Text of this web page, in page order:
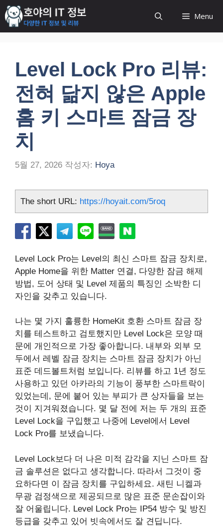
컨
텐
츠
Menu
Level Lock Pro 리뷰:
전혀 닮지 않은 Apple
홈 키 스마트 잠금 장
치
5월 27, 2026 작성자: Hoya
The short URL: https://hoyait.com/5roq
Level Lock Pro는 Level의 최신 스마트 잠금 장치로,
Apple Home을 위한 Matter 연결, 다양한 잠금 해제
방법, 도어 상태 및 Level 제품의 특징인 소박한 디
자인을 갖추고 있습니다.
나는 몇 가지 훌륭한 HomeKit 호환 스마트 잠금 장
치를 테스트하고 검토했지만 Level Lock은 모양 때
문에 개인적으로 가장 좋아합니다. 내부와 외부 모
두에서 레벨 잠금 장치는 스마트 잠금 장치가 아닌
표준 데드볼트처럼 보입니다. 리뷰를 하고 1년 정도
사용하고 있던 아카라의 기능이 풍부한 스마트락이
있었는데, 문에 붙어 있는 부피가 큰 상자들을 보는
것이 지겨워졌습니다. 몇 달 전에 저는 두 개의 표준
Level Lock을 구입했고 나중에 Level에서 Level
Lock Pro를 보냈습니다.
Level Lock보다 더 나은 미적 감각을 지닌 스마트 잠
금 솔루션은 없다고 생각합니다. 따라서 그것이 중
요하다면 이 잠금 장치를 구입하세요. 새틴 니켈과
무광 검정색으로 제공되므로 많은 표준 문손잡이와
잘 어울립니다. Level Lock Pro는 IP54 방수 및 방진
등급을 갖추고 있어 빗속에서도 잘 견딥니다.